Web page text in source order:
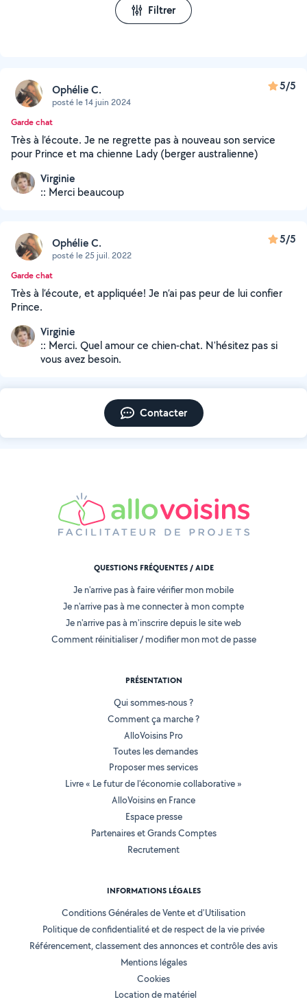
Filtrer
Ophélie C.
posté le 14 juin 2024
5/5
Garde chat
Très à l’écoute. Je ne regrette pas à nouveau son service
pour Prince et ma chienne Lady (berger australienne)
Virginie
:: Merci beaucoup
Ophélie C.
posté le 25 juil. 2022
5/5
Garde chat
Très à l’écoute, et appliquée! Je n’ai pas peur de lui confier
Prince.
Virginie
:: Merci. Quel amour ce chien-chat. N'hésitez pas si
vous avez besoin.
Contacter
QUESTIONS FRÉQUENTES / AIDE
Je n'arrive pas à faire vérifier mon mobile
Je n'arrive pas à me connecter à mon compte
Je n'arrive pas à m'inscrire depuis le site web
Comment réinitialiser / modifier mon mot de passe
PRÉSENTATION
Qui sommes-nous ?
Comment ça marche ?
AlloVoisins Pro
Toutes les demandes
Proposer mes services
Livre « Le futur de l'économie collaborative »
AlloVoisins en France
Espace presse
Partenaires et Grands Comptes
Recrutement
INFORMATIONS LÉGALES
Conditions Générales de Vente et d'Utilisation
Politique de confidentialité et de respect de la vie privée
Référencement, classement des annonces et contrôle des avis
Mentions légales
Cookies
Location de matériel